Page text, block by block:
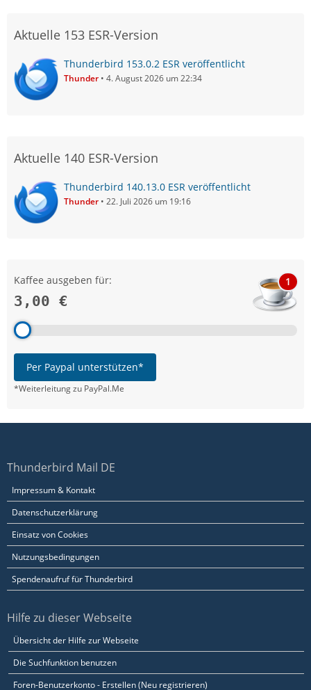
Aktuelle 153 ESR-Version
Thunderbird 153.0.2 ESR veröffentlicht
Thunder 4. August 2026 um 22:34
Aktuelle 140 ESR-Version
Thunderbird 140.13.0 ESR veröffentlicht
Thunder 22. Juli 2026 um 19:16
Kaffee ausgeben für:
3,00 €
1
Per Paypal unterstützen*
*Weiterleitung zu PayPal.Me
Thunderbird Mail DE
Impressum & Kontakt
Datenschutzerklärung
Einsatz von Cookies
Nutzungsbedingungen
Spendenaufruf für Thunderbird
Hilfe zu dieser Webseite
Übersicht der Hilfe zur Webseite
Die Suchfunktion benutzen
Foren-Benutzerkonto - Erstellen (Neu registrieren)